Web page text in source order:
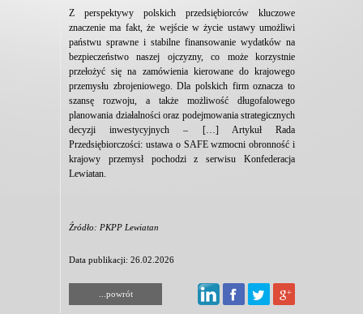
Z perspektywy polskich przedsiębiorców kluczowe
znaczenie ma fakt, że wejście w życie ustawy umożliwi
państwu sprawne i stabilne finansowanie wydatków na
bezpieczeństwo naszej ojczyzny, co może korzystnie
przełożyć się na zamówienia kierowane do krajowego
przemysłu zbrojeniowego. Dla polskich firm oznacza to
szansę rozwoju, a także możliwość długofalowego
planowania działalności oraz podejmowania strategicznych
decyzji inwestycyjnych – […] Artykuł Rada
Przedsiębiorczości: ustawa o SAFE wzmocni obronność i
krajowy przemysł pochodzi z serwisu Konfederacja
Lewiatan.
Źródło: PKPP Lewiatan
Data publikacji: 26.02.2026
...powrót